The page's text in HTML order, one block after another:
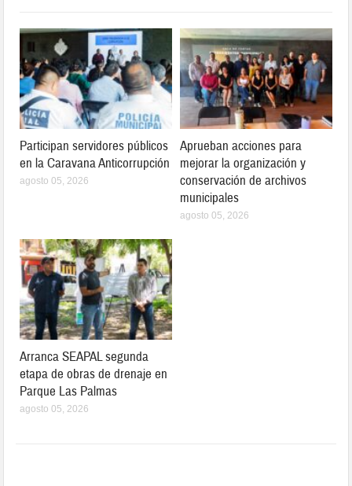
Participan servidores públicos
en la Caravana Anticorrupción
agosto 05, 2026
Aprueban acciones para
mejorar la organización y
conservación de archivos
municipales
agosto 05, 2026
Arranca SEAPAL segunda
etapa de obras de drenaje en
Parque Las Palmas
agosto 05, 2026